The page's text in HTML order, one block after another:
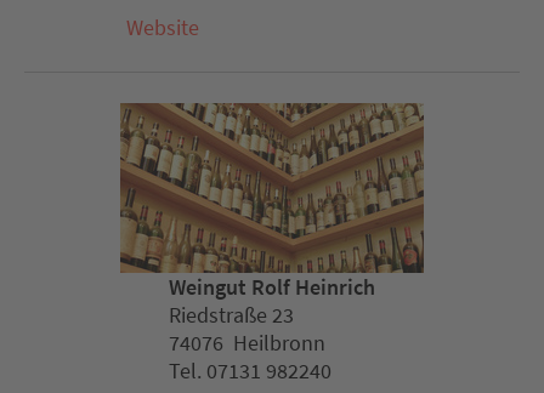
Website
Weingut Rolf Heinrich
Riedstraße 23
74076 Heilbronn
Tel. 07131 982240